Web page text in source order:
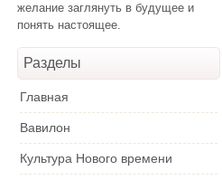
желание заглянуть в будущее и
понять настоящее.
Разделы
Главная
Вавилон
Культура Нового времени